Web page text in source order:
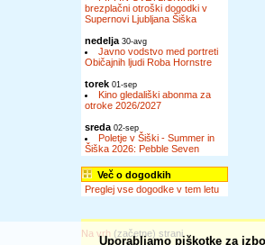
brezplačni otroški dogodki v
Supernovi Ljubljana Šiška
nedelja 30-avg
Javno vodstvo med portreti
Običajnih ljudi Roba Hornstre
torek 01-sep
Kino gledališki abonma za
otroke 2026/2027
sreda 02-sep
Poletje v Šiški - Summer in
Šiška 2026: Pebble Seven
Več o dogodkih
Preglej vse dogodke v tem letu
Na vrh (začetne) strani
Uporabljamo piškotke za